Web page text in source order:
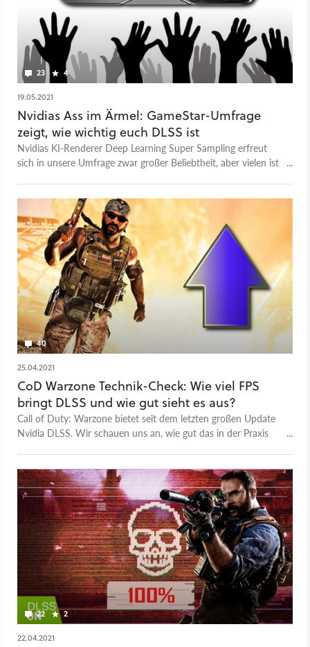
23 4
19.05.2021
Nvidias Ass im Ärmel: GameStar-Umfrage
zeigt, wie wichtig euch DLSS ist
Nvidias KI-Renderer Deep Learning Super Sampling erfreut
sich in unsere Umfrage zwar großer Beliebtheit, aber vielen ist
40
25.04.2021
CoD Warzone Technik-Check: Wie viel FPS
bringt DLSS und wie gut sieht es aus?
Call of Duty: Warzone bietet seit dem letzten großen Update
Nvidia DLSS. Wir schauen uns an, wie gut das in der Praxis
22 2
22.04.2021